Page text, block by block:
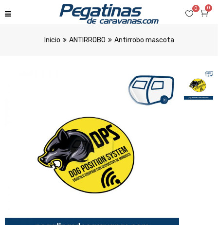
0
0
Inicio ANTIRROBO Antirrobo mascota